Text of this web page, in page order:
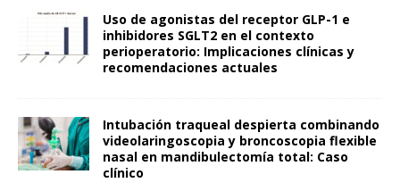
Uso de agonistas del receptor GLP-1 e
inhibidores SGLT2 en el contexto
perioperatorio: Implicaciones clínicas y
recomendaciones actuales
Intubación traqueal despierta combinando
videolaringoscopia y broncoscopia flexible
nasal en mandibulectomía total: Caso
clínico